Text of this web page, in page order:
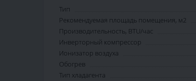
Тип
Рекомендуемая площадь помещения, м2
Производительность, BTU/час
Инверторный компрессор
Ионизатор воздуха
Обогрев
Тип хладагента